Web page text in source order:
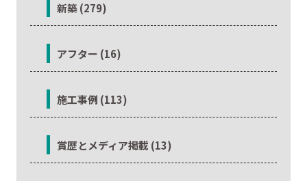
新築 (279)
アフター (16)
施工事例 (113)
賞歴とメディア掲載 (13)